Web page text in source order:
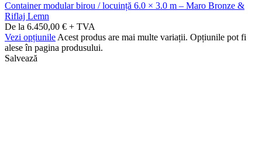
Container modular birou / locuință 6.0 × 3.0 m – Maro Bronze &
Riflaj Lemn
De la 6.450,00 € + TVA
Vezi opțiunile Acest produs are mai multe variații. Opțiunile pot fi
alese în pagina produsului.
Salvează